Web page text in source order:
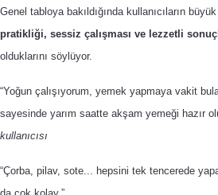
Genel tabloya bakıldığında kullanıcıların
pratikliği, sessiz çalışması ve lezzetli
olduklarını söylüyor.
“Yoğun çalışıyorum, yemek yapmaya vakit
sayesinde yarım saatte akşam yemeği hazır
kullanıcısı
“Çorba, pilav, sote... hepsini tek tencerede